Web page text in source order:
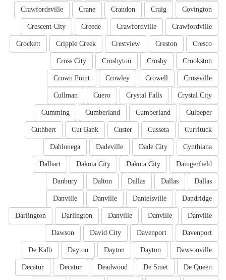
Covington
Craig
Crandon
Crane
Crawfordsville
Crawfordville
Crawfordville
Creede
Crescent City
Cresco
Creston
Crestview
Cripple Creek
Crockett
Crookston
Crosby
Crosbyton
Cross City
Crossville
Crowell
Crowley
Crown Point
Crystal City
Crystal Falls
Cuero
Cullman
Culpeper
Cumberland
Cumberland
Cumming
Currituck
Cusseta
Custer
Cut Bank
Cuthbert
Cynthiana
Dade City
Dadeville
Dahlonega
Daingerfield
Dakota City
Dakota City
Dalhart
Dallas
Dallas
Dallas
Dalton
Danbury
Dandridge
Danielsville
Danville
Danville
Danville
Danville
Danville
Darlington
Darlington
Davenport
Davenport
David City
Dawson
Dawsonville
Dayton
Dayton
Dayton
De Kalb
De Queen
De Smet
Deadwood
Decatur
Decatur